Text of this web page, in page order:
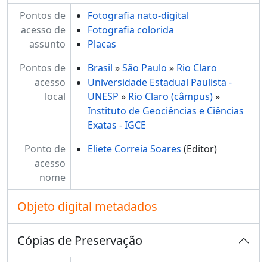
Pontos de
acesso de
assunto
Fotografia nato-digital
Fotografia colorida
Placas
Pontos de
acesso
local
Brasil »São Paulo » Rio Claro
Universidade Estadual Paulista -
UNESP » Rio Claro (câmpus)»
Instituto de Geociências e Ciências
Exatas - IGCE
Ponto de
acesso
nome
Eliete Correia Soares (Editor)
Objeto digital metadados
Cópias de Preservação